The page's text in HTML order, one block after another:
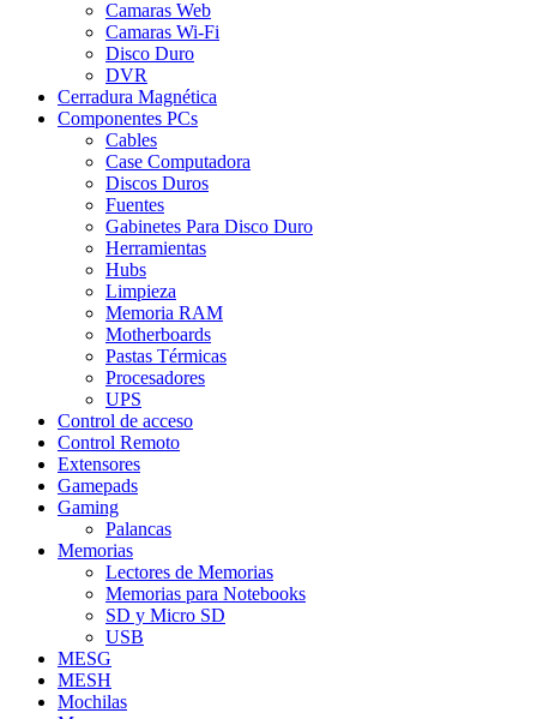
Camaras Web
Camaras Wi-Fi
Disco Duro
DVR
Cerradura Magnética
Componentes PCs
Cables
Case Computadora
Discos Duros
Fuentes
Gabinetes Para Disco Duro
Herramientas
Hubs
Limpieza
Memoria RAM
Motherboards
Pastas Térmicas
Procesadores
UPS
Control de acceso
Control Remoto
Extensores
Gamepads
Gaming
Palancas
Memorias
Lectores de Memorias
Memorias para Notebooks
SD y Micro SD
USB
MESG
MESH
Mochilas